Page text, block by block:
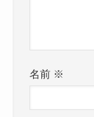
名前 ※